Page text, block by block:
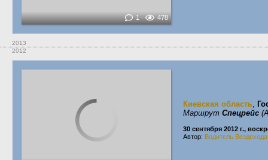
1 478
2013
2012
Киевская область,
Маршрут Спецрейс
30 сентября 2012 г.,
Автор: Водитель Вездехода